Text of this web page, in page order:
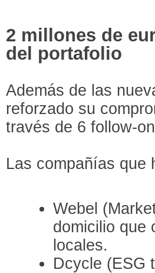
2 millones de
del portafolio
Además de las
reforzado su
través de 6 follow-
Las compañías que
Webel
domicilio que
locales.
Dcycle (ESG